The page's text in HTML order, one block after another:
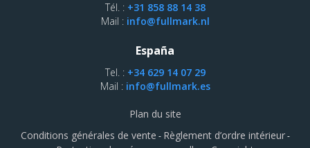
Tél. : +31 858 88 14 38
Mail : info@fullmark.nl
España
Tel. : +34 629 14 07 29
Mail : info@fullmark.es
Plan du site
Conditions générales de vente - Règlement d’ordre intérieur-